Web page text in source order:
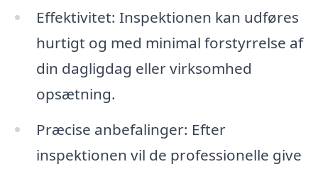
Effektivitet: Inspektionen kan udføres
hurtigt og med minimal forstyrrelse af
din dagligdag eller virksomhed
opsætning.
Præcise anbefalinger: Efter
inspektionen vil de professionelle give